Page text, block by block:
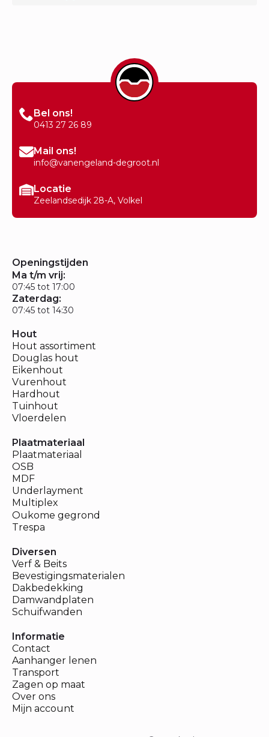
Bel ons!
0413 27 26 89
Mail ons!
info@vanengeland-degroot.nl
Locatie
Zeelandsedijk 28-A, Volkel
Openingstijden
Ma t/m vrij:
07:45 tot 17:00
Zaterdag:
07:45 tot 14:30
Hout
Hout assortiment
Douglas hout
Eikenhout
Vurenhout
Hardhout
Tuinhout
Vloerdelen
Plaatmateriaal
Plaatmateriaal
OSB
MDF
Underlayment
Multiplex
Oukome gegrond
Trespa
Diversen
Verf & Beits
Bevestigingsmaterialen
Dakbedekking
Damwandplaten
Schuifwanden
Informatie
Contact
Aanhanger lenen
Transport
Zagen op maat
Over ons
Mijn account